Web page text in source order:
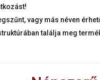
vagy más néven
találja meg